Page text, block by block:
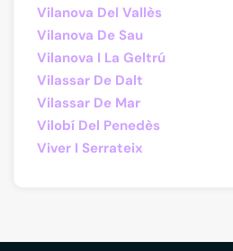
Vilanova Del Vallès
Vilanova De Sau
Vilanova I La Geltrú
Vilassar De Dalt
Vilassar De Mar
Vilobí Del Penedès
Viver I Serrateix